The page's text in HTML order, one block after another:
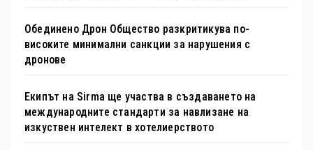
Обединено Дрон Общество разкритикува по-
високите минимални санкции за нарушения с
дронове
Екипът на Sirma ще участва в създаването на
международните стандарти за навлизане на
изкуствен интелект в хотелиерството